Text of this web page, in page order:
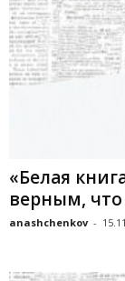
«Белая
верным,
anashchenkov -